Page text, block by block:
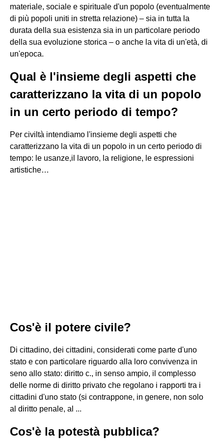
materiale, sociale e spirituale d'un popolo (eventualmente
di più popoli uniti in stretta relazione) – sia in tutta la
durata della sua esistenza sia in un particolare periodo
della sua evoluzione storica – o anche la vita di un'età, di
un'epoca.
Qual è l'insieme degli aspetti che
caratterizzano la vita di un popolo
in un certo periodo di tempo?
Per civiltà intendiamo l'insieme degli aspetti che
caratterizzano la vita di un popolo in un certo periodo di
tempo: le usanze,il lavoro, la religione, le espressioni
artistiche…
Cos'è il potere civile?
Di cittadino, dei cittadini, considerati come parte d'uno
stato e con particolare riguardo alla loro convivenza in
seno allo stato: diritto c., in senso ampio, il complesso
delle norme di diritto privato che regolano i rapporti tra i
cittadini d'uno stato (si contrappone, in genere, non solo
al diritto penale, al ...
Cos'è la potestà pubblica?